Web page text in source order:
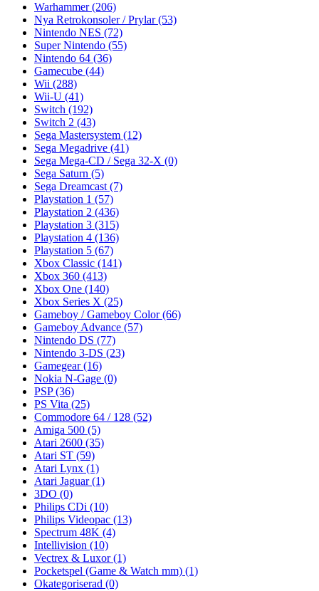
Warhammer(206)
Nya Retrokonsoler / Prylar(53)
Nintendo NES (72)
Super Nintendo (55)
Nintendo 64 (36)
Gamecube (44)
Wii (288)
Wii-U (41)
Switch (192)
Switch 2 (43)
Sega Mastersystem (12)
Sega Megadrive (41)
Sega Mega-CD / Sega 32-X (0)
Sega Saturn (5)
Sega Dreamcast (7)
Playstation 1 (57)
Playstation 2 (436)
Playstation 3 (315)
Playstation 4 (136)
Playstation 5 (67)
Xbox Classic (141)
Xbox 360 (413)
Xbox One (140)
Xbox Series X (25)
Gameboy / Gameboy Color(66)
Gameboy Advance (57)
Nintendo DS (77)
Nintendo 3-DS (23)
Gamegear(16)
Nokia N-Gage (0)
PSP(36)
PS Vita (25)
Commodore 64 / 128 (52)
Amiga 500 (5)
Atari 2600 (35)
Atari ST (59)
Atari Lynx (1)
Atari Jaguar(1)
3DO (0)
Philips CDi (10)
Philips Videopac (13)
Spectrum 48K (4)
Intellivision (10)
Vectrex & Luxor(1)
Pocketspel (Game & Watch mm) (1)
Okategoriserad (0)